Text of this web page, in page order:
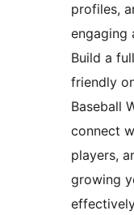
profiles,
engaging
Build a
friendly
Baseball
connect
players,
growing